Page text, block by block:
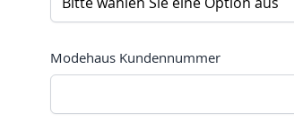
Modehaus Kundennummer